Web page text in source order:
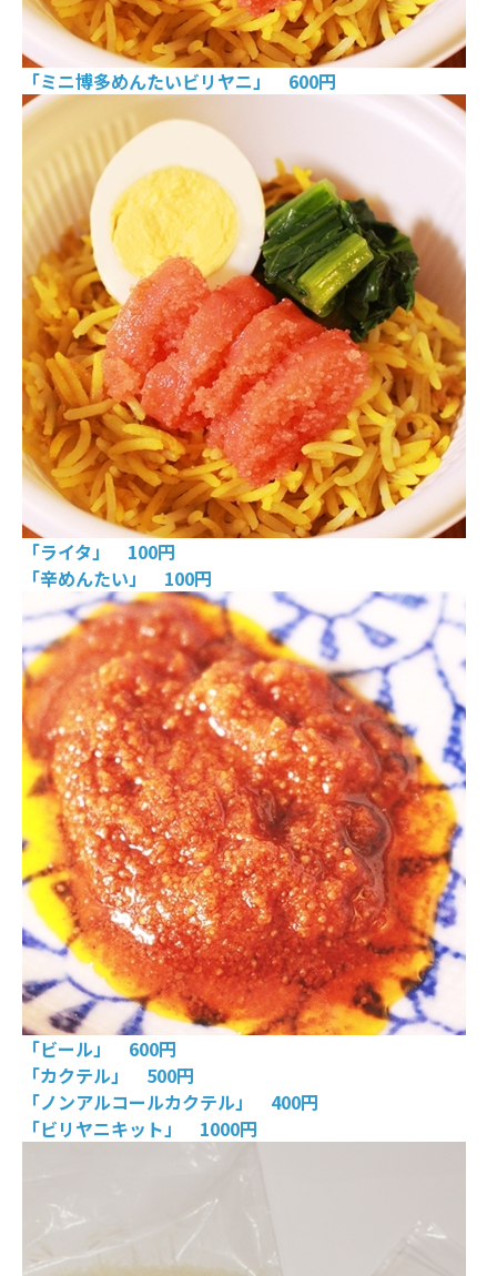
「ミニ博多めんたいビリヤニ」 600円
「ライタ」 100円
「辛めんたい」 100円
「ビール」 600円
「カクテル」 500円
「ノンアルコールカクテル」 400円
「ビリヤニキット」 1000円